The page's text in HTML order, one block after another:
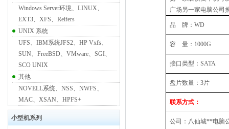
Windows Server环境、LINUX、
EXT3、XFS、Reifers
UNIX 系统
UFS、IBM系统JFS2、HP Vxfs、
SUN、FreeBSD、VMware、SGI、
SCO UNIX
其他
NOVELL系统、NSS、NWFS、
MAC、XSAN、HPFS+
小型机系列
广场另一家电脑公司
品 牌：WD
容 量：1000G
接口类型：SATA
盘片数量：3片
联系方式：
公司：八仙城**电脑